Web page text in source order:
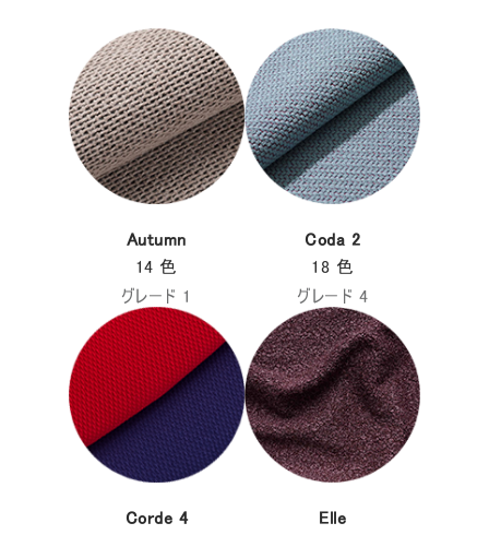
Autumn
14 色
グレード 1
Coda 2
18 色
グレード 4
Corde 4
Elle